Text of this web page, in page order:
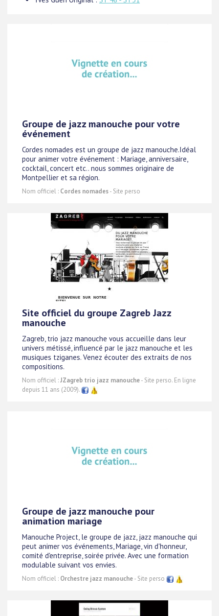
Groupe de jazz manouche pour votre
événement
Cordes nomades est un groupe de jazz manouche.Idéal
pour animer votre événement : Mariage, anniversaire,
cocktail, concert etc.. nous sommes originaire de
Montpellier et sa région.
Nom officiel : Cordes nomades- Site perso
Site officiel du groupe Zagreb Jazz
manouche
Zagreb, trio jazz manouche vous accueille dans leur
univers métissé, influencé par le jazz manouche et les
musiques tziganes. Venez écouter des extraits de nos
compositions.
Nom officiel :JZagreb trio jazz manouche- Site perso. En ligne
depuis 11 ans (2009).
Groupe de jazz manouche pour
animation mariage
Manouche Project, le groupe de jazz, jazz manouche qui
peut animer vos événements, Mariage, vin d'honneur,
comité d'entreprise, soirée privée. Avec une formation
modulable suivant vos envies.
Nom officiel : Orchestre jazz manouche- Site perso